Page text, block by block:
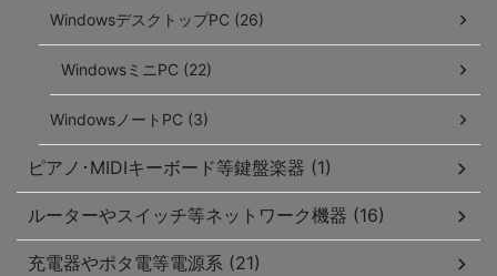
WindowsデスクトップPC (26)
WindowsミニPC (22)
WindowsノートPC (3)
ピアノ･MIDIキーボード等鍵盤楽器 (1)
ルーターやスイッチ等ネットワーク機器 (16)
充電器やポタ電等電源系 (21)